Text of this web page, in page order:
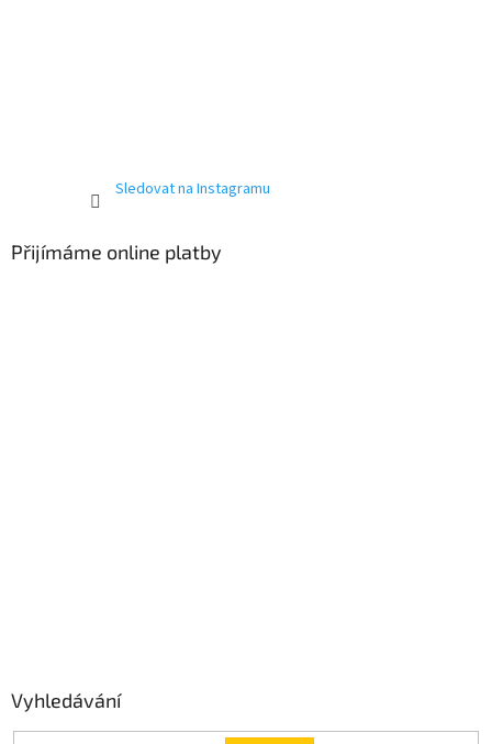
Sledovat na Instagramu
Přijímáme online platby
Vyhledávání